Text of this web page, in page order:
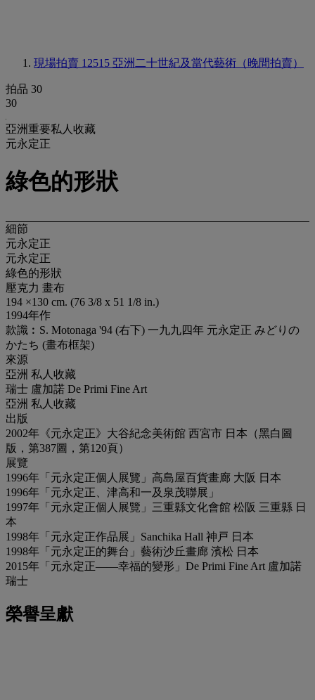
現場拍賣 12515 亞洲二十世紀及當代藝術（晚間拍賣）
拍品 30
30
亞洲重要私人收藏
元永定正
綠色的形狀
細節
元永定正
元永定正
綠色的形狀
壓克力 畫布
194 ×130 cm. (76 3/8 x 51 1/8 in.)
1994年作
款識︰S. Motonaga '94 (右下) 一九九四年 元永定正 みどりの
かたち (畫布框架)
來源
亞洲 私人收藏
瑞士 盧加諾 De Primi Fine Art
亞洲 私人收藏
出版
2002年《元永定正》大谷紀念美術館 西宮市 日本（黑白圖
版，第387圖，第120頁）
展覽
1996年「元永定正個人展覽」高島屋百貨畫廊 大阪 日本
1996年「元永定正、津高和一及泉茂聯展」
1997年「元永定正個人展覽」三重縣文化會館 松阪 三重縣 日
本
1998年「元永定正作品展」Sanchika Hall 神戸 日本
1998年「元永定正的舞台」藝術沙丘畫廊 濱松 日本
2015年「元永定正——幸福的變形」De Primi Fine Art 盧加諾
瑞士
榮譽呈獻